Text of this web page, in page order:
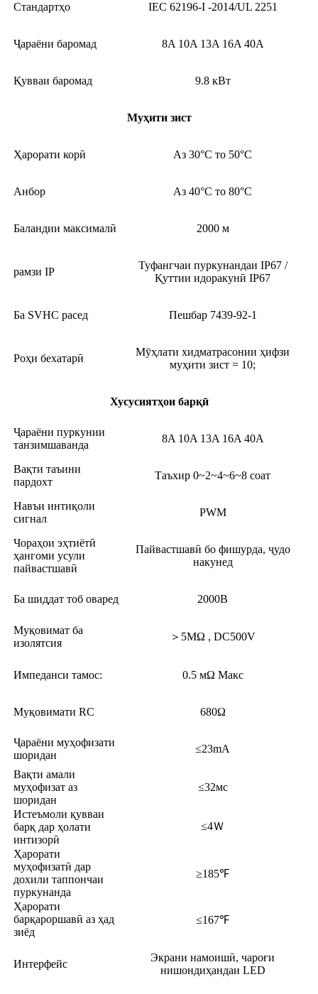
Стандартҳо IEC 62196-I -2014/UL 2251
Ҷараёни баромад 8A 10A 13A 16A 40A
Қувваи баромад 9.8 кВт
Муҳити зист
Ҳарорати корӣ Аз 30°C то 50°C
Анбор Аз 40°C то 80°C
Баландии максималӣ 2000 м
рамзи IP
Туфангчаи пуркунандаи IP67 /
Қуттии идоракунӣ IP67
Ба SVHC расед Пешбар 7439-92-1
Роҳи бехатарӣ
Мӯҳлати хидматрасонии ҳифзи
муҳити зист = 10;
Хусусиятҳои барқӣ
Ҷараёни пуркунии
танзимшаванда
8A 10A 13A 16A 40A
Вақти таъини
пардохт
Таъхир 0~2~4~6~8 соат
Навъи интиқоли
сигнал
PWM
Чораҳои эҳтиётӣ
ҳангоми усули
пайвастшавӣ
Пайвастшавӣ бо фишурда, ҷудо
накунед
Ба шиддат тоб оваред 2000В
Муқовимат ба
изолятсия
＞5MΩ , DC500V
Импеданси тамос: 0.5 мΩ Макс
Муқовимати RC 680Ω
Ҷараёни муҳофизати
шоридан
≤23mA
Вақти амали
муҳофизат аз
шоридан
≤32мс
Истеъмоли қувваи
барқ ​​дар ҳолати
интизорӣ
≤4Ｗ
Ҳарорати
муҳофизатӣ дар
дохили таппончаи
пуркунанда
≥185℉
Ҳарорати
барқароршавӣ аз ҳад
зиёд
≤167℉
Интерфейс
Экрани намоишӣ, чароғи
нишондиҳандаи LED